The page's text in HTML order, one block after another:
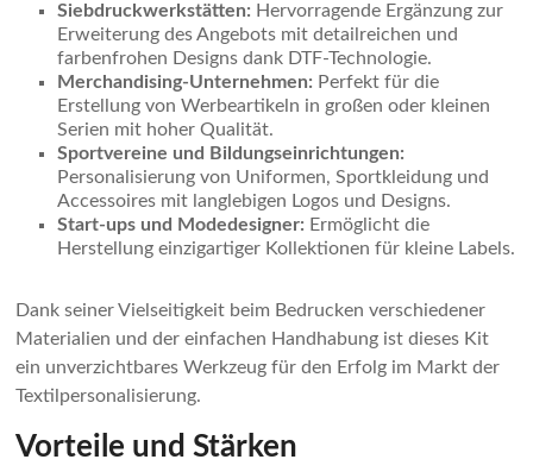
Siebdruckwerkstätten: Hervorragende Ergänzung zur
Erweiterung des Angebots mit detailreichen und
farbenfrohen Designs dank DTF-Technologie.
Merchandising-Unternehmen: Perfekt für die
Erstellung von Werbeartikeln in großen oder kleinen
Serien mit hoher Qualität.
Sportvereine und Bildungseinrichtungen:
Personalisierung von Uniformen, Sportkleidung und
Accessoires mit langlebigen Logos und Designs.
Start-ups und Modedesigner: Ermöglicht die
Herstellung einzigartiger Kollektionen für kleine Labels.
Dank seiner Vielseitigkeit beim Bedrucken verschiedener
Materialien und der einfachen Handhabung ist dieses Kit
ein unverzichtbares Werkzeug für den Erfolg im Markt der
Textilpersonalisierung.
Vorteile und Stärken